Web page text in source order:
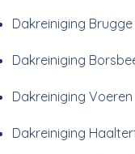
Dakreiniging Brugge
Dakreiniging
Dakreiniging Voeren
Dakreiniging